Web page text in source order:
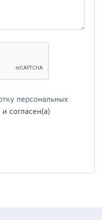
персональных
согласен(а)